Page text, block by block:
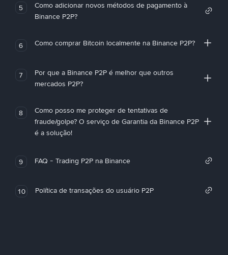
5
Como adicionar novos métodos de pagamento à
Binance P2P?
6 Como comprar Bitcoin localmente na Binance P2P?
7
Por que a Binance P2P é melhor que outros
mercados P2P?
8
Como posso me proteger de tentativas de
fraude/golpe? O serviço de Garantia da Binance P2P
é a solução!
9 FAQ - Trading P2P na Binance
10 Política de transações do usuário P2P